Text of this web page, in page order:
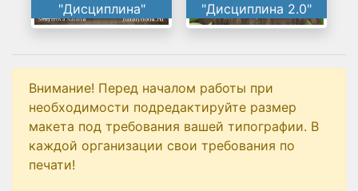
"Дисциплина"
"Дисциплина 2.0"
Внимание! Перед началом работы при
необходимости подредактируйте размер
макета под требования вашей типографии. В
каждой организации свои требования по
печати!